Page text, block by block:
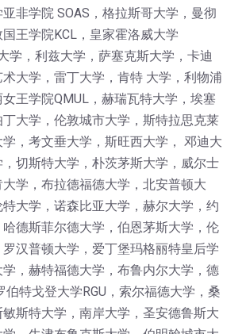
非学院 SOAS，格拉斯哥大学，曼彻
王学院KCL，皇家霍洛威大学
学，利兹大学，萨塞克斯大学，卡迪
大学，雷丁大学，肯特 大学，利物浦
王学院QMUL，赫瑞瓦特大学，埃塞
大学，伦敦城市大学，斯特拉思克莱
，考文垂大学，斯旺西大学， 邓迪大
切斯特大学，朴茨茅斯大学，威尔士
学，布拉德福德大学，北安普顿大
大学，诺森比亚大学，赫尔大学，约
德斯菲尔德大学，伯恩茅斯大学，伦
汉普顿大学，爱丁堡玛格丽特皇后学
，赫特福德大学，布鲁内尔大学，德
伯特戈登大学RGU，索尔福德大学，桑
斯特大学，南岸大学，圣安德鲁斯大